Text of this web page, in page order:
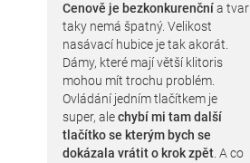
Cenově je bezkonkurenční a tvar
taky nemá špatný. Velikost
nasávací hubice je tak akorát.
Dámy, které mají větší klitoris
mohou mít trochu problém.
Ovládání jedním tlačítkem je
super, alechybí mi tam další
tlačítko se kterým bych se
dokázala vrátit o krok zpět. A co